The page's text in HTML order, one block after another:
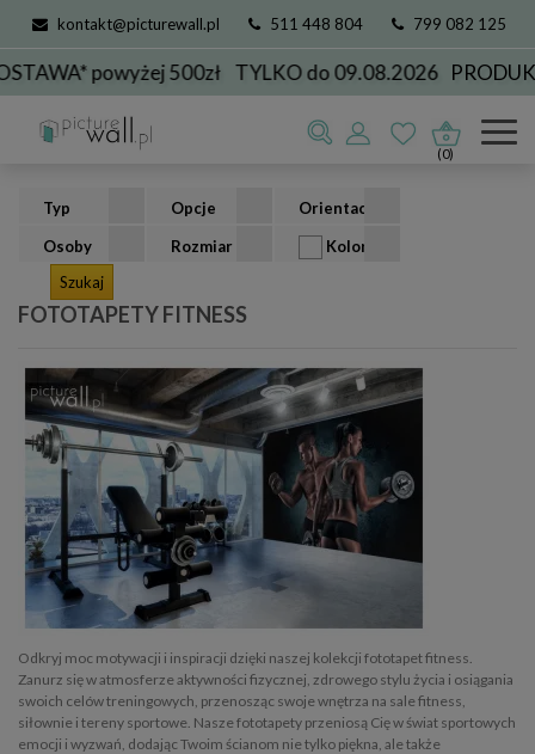
kontakt@picturewall.pl 511 448 804 799 082 125
powyżej 500zł TYLKO do 09.08.2026 PRODUKCJA
(0)
Fototapety fitness
Typ Opcje
Orientacja
Osoby
Rozmiar Kolor
FOTOTAPETY FITNESS
Odkryj moc motywacji i inspiracji dzięki naszej kolekcji fototapet fitness.
Zanurz się w atmosferze aktywności fizycznej, zdrowego stylu życia i osiągania
swoich celów treningowych, przenosząc swoje wnętrza na sale fitness,
siłownie i tereny sportowe. Nasze fototapety przeniosą Cię w świat sportowych
emocji i wyzwań, dodając Twoim ścianom nie tylko piękna, ale także